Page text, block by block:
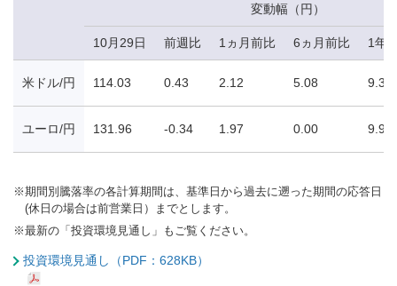
変動幅（円）
10月29日 前週比 1ヵ月前比 6ヵ月前比 1年
米ドル/円 114.03 0.43 2.12 5.08 9.33
ユーロ/円 131.96 -0.34 1.97 0.00 9.91
※期間別騰落率の各計算期間は、基準日から過去に遡った期間の応答日
(休日の場合は前営業日）までとします。
※最新の「投資環境見通し」もご覧ください。
投資環境見通し（PDF：628KB）